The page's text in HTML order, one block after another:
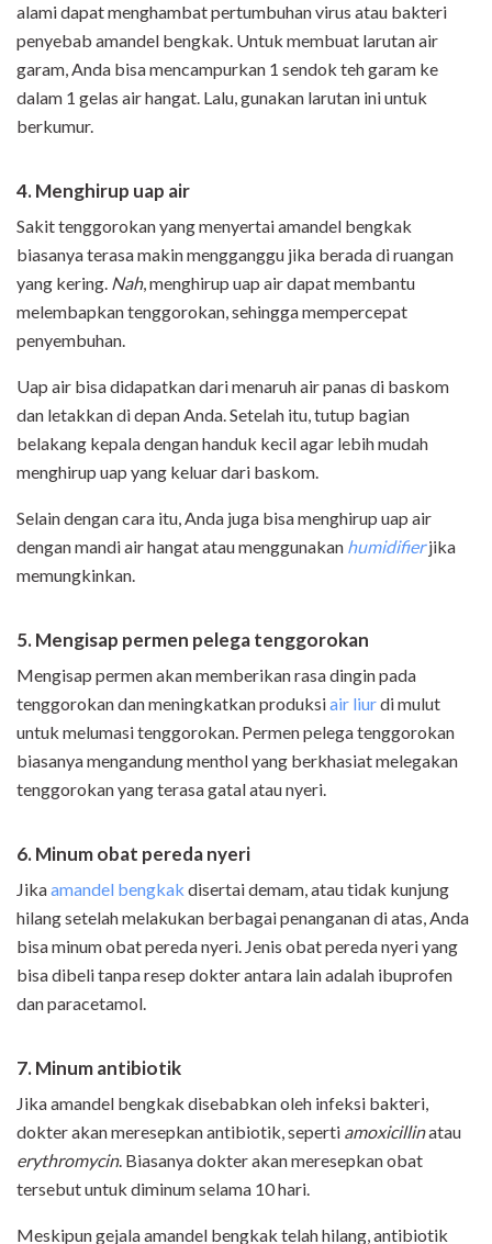
alami dapat menghambat pertumbuhan virus atau bakteri
penyebab amandel bengkak. Untuk membuat larutan air
garam, Anda bisa mencampurkan 1 sendok teh garam ke
dalam 1 gelas air hangat. Lalu, gunakan larutan ini untuk
berkumur.
4. Menghirup uap air
Sakit tenggorokan yang menyertai amandel bengkak
biasanya terasa makin mengganggu jika berada di ruangan
yang kering. Nah, menghirup uap air dapat membantu
melembapkan tenggorokan, sehingga mempercepat
penyembuhan.
Uap air bisa didapatkan dari menaruh air panas di baskom
dan letakkan di depan Anda. Setelah itu, tutup bagian
belakang kepala dengan handuk kecil agar lebih mudah
menghirup uap yang keluar dari baskom.
Selain dengan cara itu, Anda juga bisa menghirup uap air
dengan mandi air hangat atau menggunakan humidifierjika
memungkinkan.
5. Mengisap permen pelega tenggorokan
Mengisap permen akan memberikan rasa dingin pada
tenggorokan dan meningkatkan produksiair liurdi mulut
untuk melumasi tenggorokan. Permen pelega tenggorokan
biasanya mengandung menthol yang berkhasiat melegakan
tenggorokan yang terasa gatal atau nyeri.
6. Minum obat pereda nyeri
Jikaamandel bengkak disertai demam, atau tidak kunjung
hilang setelah melakukan berbagai penanganan di atas, Anda
bisa minum obat pereda nyeri. Jenis obat pereda nyeri yang
bisa dibeli tanpa resep dokter antara lain adalah ibuprofen
dan paracetamol.
7. Minum antibiotik
Jika amandel bengkak disebabkan oleh infeksi bakteri,
dokter akan meresepkan antibiotik, seperti amoxicillinatau
erythromycin. Biasanya dokter akan meresepkan obat
tersebut untuk diminum selama 10 hari.
Meskipun gejala amandel bengkak telah hilang, antibiotik